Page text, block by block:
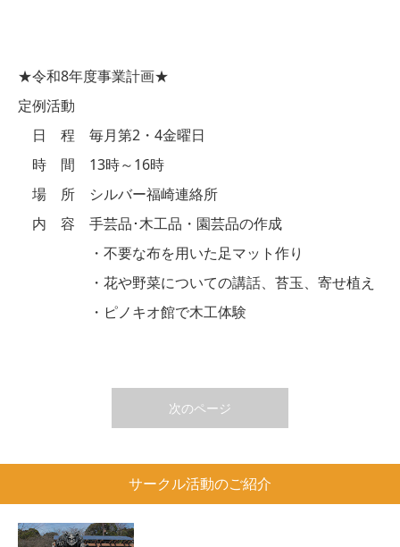
★令和8年度事業計画★
定例活動
日 程 毎月第2・4金曜日
時 間 13時～16時
場 所 シルバー福崎連絡所
内 容 手芸品･木工品・園芸品の作成
・不要な布を用いた足マット作り
・花や野菜についての講話、苔玉、寄せ植え
・ピノキオ館で木工体験
次のページ
サークル活動のご紹介